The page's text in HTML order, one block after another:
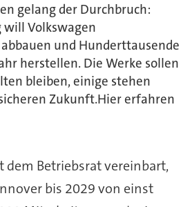
gelang der Durchbruch:
will Volkswagen
und Hunderttausende
herstellen. Die Werke sollen
bleiben, einige stehen
Zukunft.Hier erfahren
Betriebsrat vereinbart,
bis 2029 von einst